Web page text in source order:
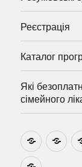
Реєстрація
Каталог
Які
сімейного
Новини
Які